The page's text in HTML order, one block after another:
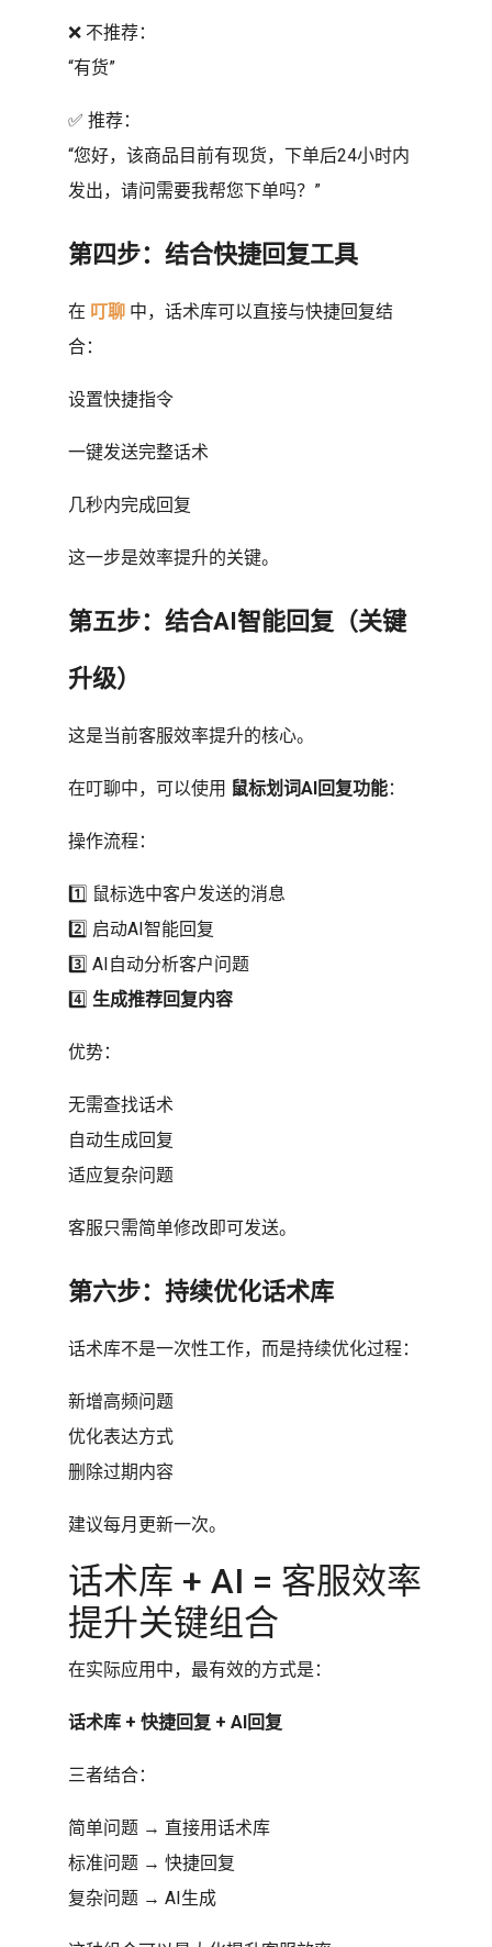
❌ 不推荐：
“有货”
✅ 推荐：
“您好，该商品目前有现货，下单后24小时内
发出，请问需要我帮您下单吗？”
第四步：结合快捷回复工具
在 叮聊 中，话术库可以直接与快捷回复结
合：
设置快捷指令
一键发送完整话术
几秒内完成回复
这一步是效率提升的关键。
第五步：结合AI智能回复（关键
升级）
这是当前客服效率提升的核心。
在叮聊中，可以使用 鼠标划词AI回复功能：
操作流程：
1️⃣ 鼠标选中客户发送的消息
2️⃣ 启动AI智能回复
3️⃣ AI自动分析客户问题
4️⃣ 生成推荐回复内容
优势：
无需查找话术
自动生成回复
适应复杂问题
客服只需简单修改即可发送。
第六步：持续优化话术库
话术库不是一次性工作，而是持续优化过程：
新增高频问题
优化表达方式
删除过期内容
建议每月更新一次。
话术库 + AI = 客服效率
提升关键组合
在实际应用中，最有效的方式是：
话术库 + 快捷回复 + AI回复
三者结合：
简单问题 → 直接用话术库
标准问题 → 快捷回复
复杂问题 → AI生成